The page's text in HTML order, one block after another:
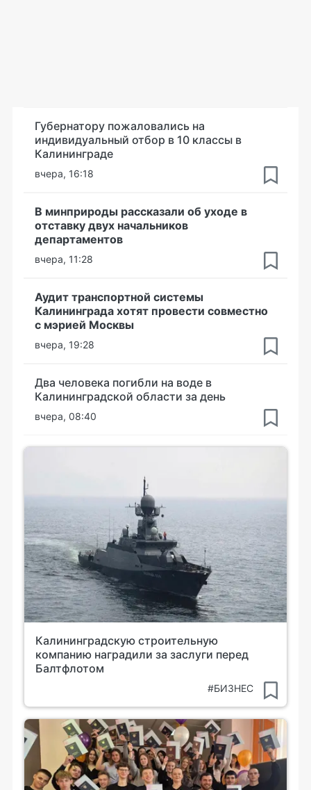
Губернатору пожаловались на
индивидуальный отбор в 10 классы в
Калининграде
вчера, 16:18
В минприроды рассказали об уходе в
отставку двух начальников
департаментов
вчера, 11:28
Аудит транспортной системы
Калининграда хотят провести совместно
с мэрией Москвы
вчера, 19:28
Два человека погибли на воде в
Калининградской области за день
вчера, 08:40
Калининградскую строительную
компанию наградили за заслуги перед
Балтфлотом
#БИЗНЕС